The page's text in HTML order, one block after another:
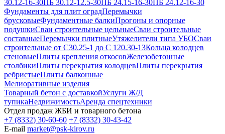
30.12-16-30ПБ 30.12-12.5-30ПБ 24.15-16-30ПБ 24.12-16-30
Фундаменты для плит оградПеремычки
брусковыеФундаментные балкиПрогоны и опорные
подушкиСваи строительные цельныеСваи строительные
составныеПеремычки плитныеУтяжелители типа УБОСваи
строительные от С30.25-1 до С 120.30-13Кольца колодцев
стеновыеПлиты крепления откосовЖелезобетонные
столбикиПлиты перекрытия колодцевПлиты перекрытия
ребристыеПлиты балконные
Мелиоративные изделия
Товарный бетон с доставкойУслуги Ж/Д
тупикаНедвижимостьАренда спецтехники
Отдел продаж ЖБИ и товарного бетона
+7 (8332) 30-60-60 +7 (8332) 30-43-42
E-mail market@psk-kirov.ru